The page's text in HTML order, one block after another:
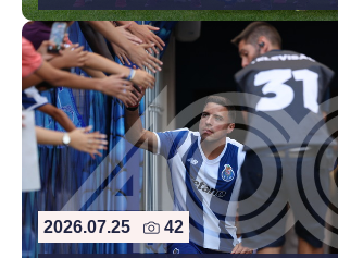
2026.07.25 42